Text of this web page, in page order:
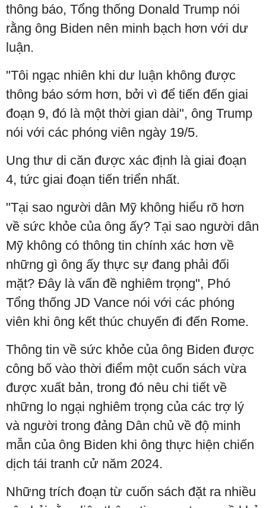
thông báo, Tổng thống Donald Trump nói
rằng ông Biden nên minh bạch hơn với dư
luận.
"Tôi ngạc nhiên khi dư luận không được
thông báo sớm hơn, bởi vì để tiến đến giai
đoạn 9, đó là một thời gian dài", ông Trump
nói với các phóng viên ngày 19/5.
Ung thư di căn được xác định là giai đoạn
4, tức giai đoạn tiến triển nhất.
"Tại sao người dân Mỹ không hiểu rõ hơn
về sức khỏe của ông ấy? Tại sao người dân
Mỹ không có thông tin chính xác hơn về
những gì ông ấy thực sự đang phải đối
mặt? Đây là vấn đề nghiêm trọng", Phó
Tổng thống JD Vance nói với các phóng
viên khi ông kết thúc chuyến đi đến Rome.
Thông tin về sức khỏe của ông Biden được
công bố vào thời điểm một cuốn sách vừa
được xuất bản, trong đó nêu chi tiết về
những lo ngại nghiêm trọng của các trợ lý
và người trong đảng Dân chủ về độ minh
mẫn của ông Biden khi ông thực hiện chiến
dịch tái tranh cử năm 2024.
Những trích đoạn từ cuốn sách đặt ra nhiều